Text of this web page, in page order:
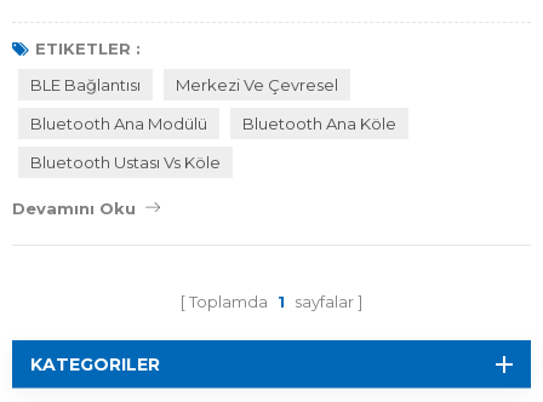
belirli rolleri oynayacak şekilde tasarlanmıştır. BLE teknolojisinin
faydalarından tam anlamıyla yararlanmak için BLE cihazlarının
iletişim sürecindeki rollerini anlamak önemlidir. Bu makalede BLE
farkları ve...
ETIKETLER :
BLE Bağlantısı
Merkezi Ve Çevresel
Bluetooth Ana Modülü
Bluetooth Ana Köle
Bluetooth Ustası Vs Köle
Devamını Oku
Toplamda 1 sayfalar
KATEGORILER